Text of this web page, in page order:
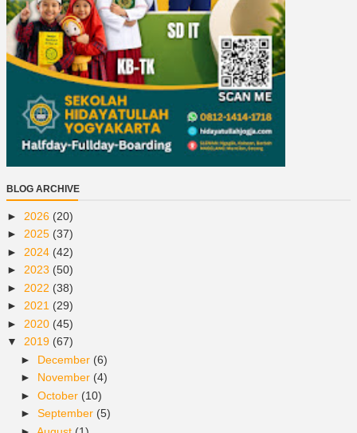
BLOG ARCHIVE
► 2026 (20)
► 2025 (37)
► 2024 (42)
► 2023 (50)
► 2022 (38)
► 2021 (29)
► 2020 (45)
▼ 2019 (67)
► December (6)
► November (4)
► October (10)
► September (5)